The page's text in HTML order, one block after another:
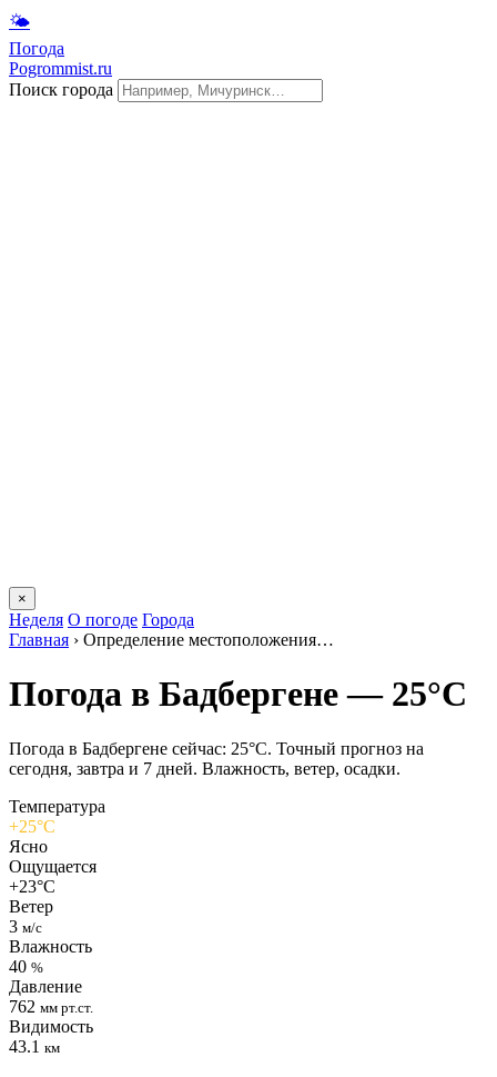
🌤
Погода
Pogrommist.ru
Поиск города
×
Неделя О погоде Города
Главная › Определение местоположения…
Погода в Бадбергене — 25°C
Погода в Бадбергене сейчас: 25°C. Точный прогноз на
сегодня, завтра и 7 дней. Влажность, ветер, осадки.
Температура
+25°C
Ясно
Ощущается
+23°C
Ветер
3 м/с
Влажность
40 %
Давление
762 мм рт.ст.
Видимость
43.1 км